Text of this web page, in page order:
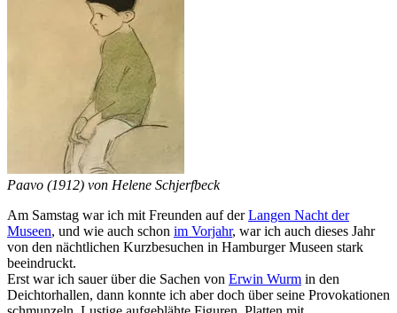
Paavo (1912) von Helene Schjerfbeck
Am Samstag war ich mit Freunden auf derLangen Nacht der
Museen, und wie auch schon im Vorjahr, war ich auch dieses Jahr
von den nächtlichen Kurzbesuchen in Hamburger Museen stark
beeindruckt.
Erst war ich sauer über die Sachen von Erwin Wurm in den
Deichtorhallen, dann konnte ich aber doch über seine Provokationen